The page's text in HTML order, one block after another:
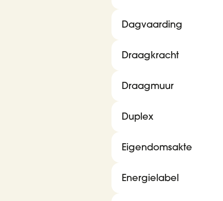
Dagvaarding
Draagkracht
Draagmuur
Duplex
Eigendomsakte
Energielabel